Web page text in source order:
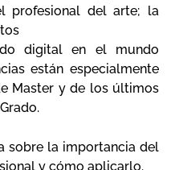
profesional del arte; la
digital en el mundo
están especialmente
Master y de los últimos
sobre la importancia del
y cómo aplicarlo.